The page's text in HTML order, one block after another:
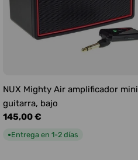
NUX Mighty Air amplificador mini
guitarra, bajo
Precio
habitual
145,00 €
●Entrega en 1-2 días